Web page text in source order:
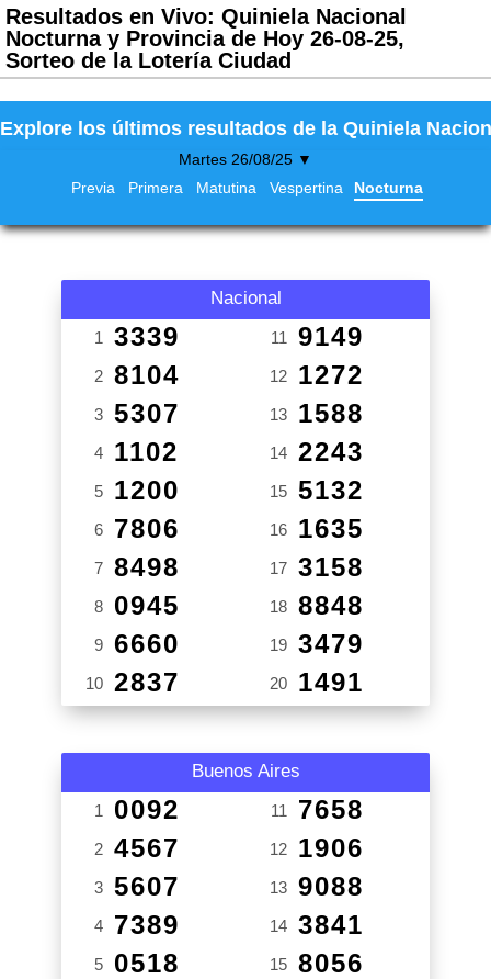
Resultados en Vivo: Quiniela Nacional
Nocturna y Provincia de Hoy 26-08-25,
Sorteo de la Lotería Ciudad
Explore los últimos resultados de la Quiniela
Martes 26/08/25 ▼
Previa
Primera Matutina Vespertina Nocturna
Nacional
1 3339
2 8104
3 5307
4 1102
5 1200
6 7806
7 8498
8 0945
9 6660
10 2837
11 9149
12 1272
13 1588
14 2243
15 5132
16 1635
17 3158
18 8848
19 3479
20 1491
Buenos Aires
1 0092
2 4567
3 5607
4 7389
5 0518
11 7658
12 1906
13 9088
14 3841
15 8056